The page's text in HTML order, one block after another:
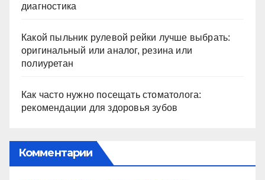
диагностика
Какой пыльник рулевой рейки лучше выбрать:
оригинальный или аналог, резина или
полиуретан
Как часто нужно посещать стоматолога:
рекомендации для здоровья зубов
Комментарии